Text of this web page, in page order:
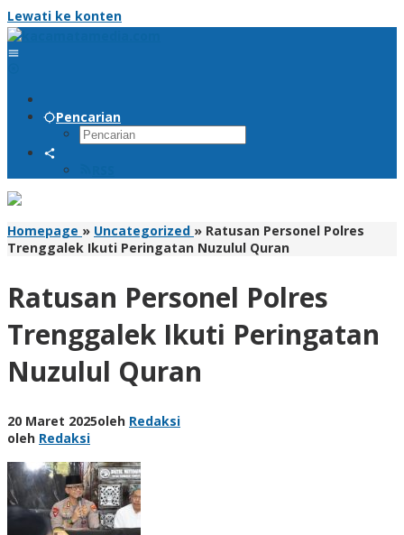
Lewati ke konten
Pencarian
Homepage » Uncategorized » Ratusan Personel Polres
Trenggalek Ikuti Peringatan Nuzulul Quran
Ratusan Personel Polres
Trenggalek Ikuti Peringatan
Nuzulul Quran
20 Maret 2025oleh Redaksi
oleh Redaksi